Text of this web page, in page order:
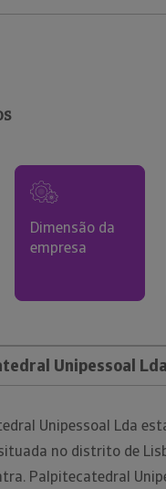
comerciais e
Dimensão da
empresa
Unipessoal Lda
Unipessoal Lda
no distrito de
Palpitecatedral